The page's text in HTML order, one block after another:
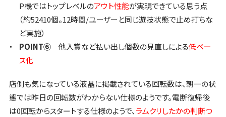
P機ではトップレベルのアウト性能が実現できている思う点
（約52410個。12時間/ユーザーと同じ遊技状態で止め打ちな
ど実施）
POINT⑥他入賞など払い出し個数の見直しによる低ベー
ス化
店側も気になっている液晶に掲載されている回転数は、朝一の状
態では昨日の回転数がわからない仕様のようです。電断復帰後
は0回転からスタートする仕様のようで、ラムクリしたかの判断つ